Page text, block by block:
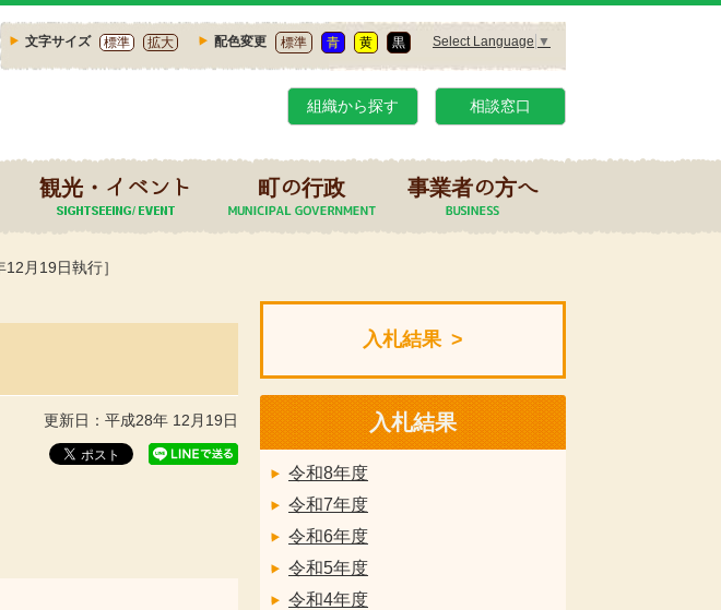
文字サイズ 標準 拡大 配色変更 標準 青 黄 黒 Select Language ▼
組織から探す 相談窓口
観光・イベント 町の行政 事業者の方へ
月19日執行］
更新日：平成28年 12月19日
入札結果
入札結果
令和8年度
令和7年度
令和6年度
令和5年度
令和4年度